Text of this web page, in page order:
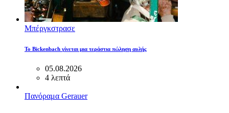
Μπέργκστρασε
Το Bickenbach γίνεται μια τεράστια πώληση αυλής
05.08.2026
4 λεπτά
Πανόραμα Gerauer